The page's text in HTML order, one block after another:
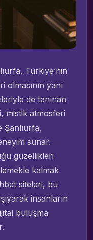
Türkiye’nin
yanı
de tanınan
mistik atmosferi
Şanlıurfa,
sunar.
güzellikleri
kalmak
siteleri, bu
insanların
buluşma